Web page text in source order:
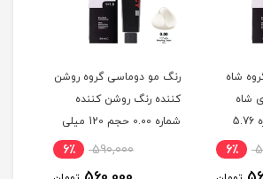
شاه
شاه
بلوطی روشن شماره 5.76
6٪
رنگ مو دوماسی گروه روشن
کننده رنگ روشن کننده
شماره 0.00 حجم 120 میلی
590,000 6٪